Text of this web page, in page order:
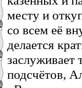
месту и
со всем её
делается
заслуживает
подсчётов,